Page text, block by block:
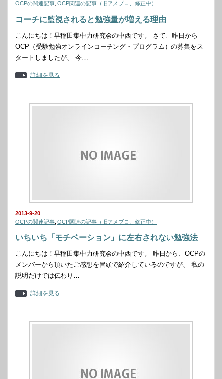
OCPの関連記事 OCP関連の記事（旧アメブロ、修正中）
コーチに監視されると勉強量が増える理由
こんにちは！早稲田集中力研究会の中西です。 さて、昨日から
OCP（受験勉強オンラインコーチング・プログラム）の募集をス
タートしましたが、 今…
詳細を見る
2013-9-20
OCPの関連記事 OCP関連の記事（旧アメブロ、修正中）
いちいち「モチベーション」に左右されない勉強法
こんにちは！早稲田集中力研究会の中西です。 昨日から、OCPの
メンバーから頂いたご感想を冒頭で紹介しているのですが、 私の
説明だけでは伝わり…
詳細を見る